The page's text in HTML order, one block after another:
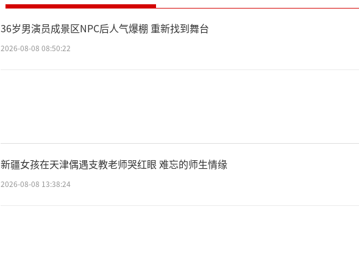
36岁男演员成景区NPC后人气爆棚 重新找到舞台
2026-08-08 08:50:22
新疆女孩在天津偶遇支教老师哭红眼 难忘的师生情缘
2026-08-08 13:38:24